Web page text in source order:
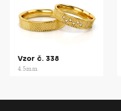
Vzor č. 338
4.5mm